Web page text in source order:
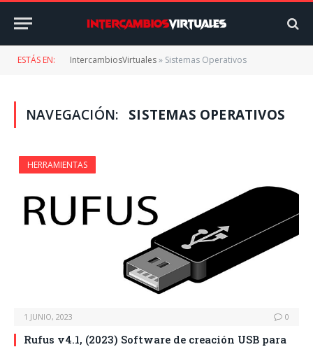
ESTÁS EN: IntercambiosVirtuales» Sistemas Operativos
NAVEGACIÓN: SISTEMAS OPERATIVOS
HERRAMIENTAS
1 JUNIO, 2023 0
Rufus v4.1, (2023) Software de creación USB para